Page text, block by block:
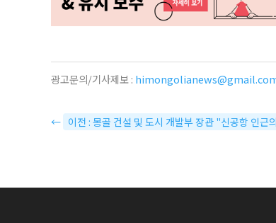
광고문의/기사제보 :
← 이전 : 몽골 건설 및 도시 개발부 장관 "신공항 인